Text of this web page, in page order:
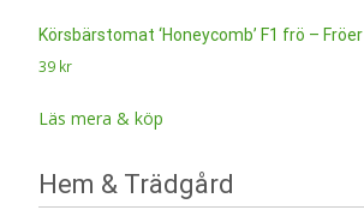
Körsbärstomat ‘Honeycomb’ F1 frö – Fröer
39 kr
Läs mera & köp
Hem & Trädgård